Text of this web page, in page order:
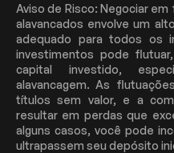
Aviso de Risco: Negociar
alavancados envolve um
adequado para todos os
investimentos pode
capital investido,
alavancagem. As
títulos sem valor, e a
resultar em perdas que
alguns casos, você pode
ultrapassem seu depósito